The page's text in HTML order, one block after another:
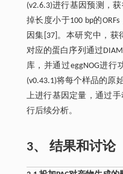
(v2.6.3)进行基因预测，
掉长度小于100 bp的
因集[37]。本研究中，获
对应的蛋白序列通过
库，并通过eggNOG进行
(v0.43.1)将每个样品的原
上进行基因定量，通过
行后续分析。
3、 结果和讨论